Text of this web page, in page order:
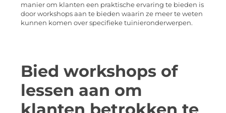
manier om klanten een praktische ervaring te bieden is
door workshops aan te bieden waarin ze meer te weten
kunnen komen over specifieke tuinieronderwerpen.
Bied workshops of
lessen aan om